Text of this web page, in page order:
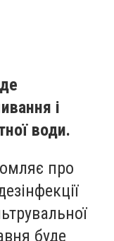
і
води.
про
буде